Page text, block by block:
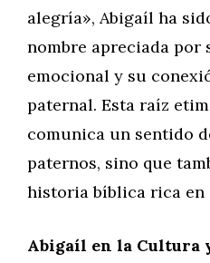
alegría», Abigaíl ha
nombre apreciada por
emocional y su
paternal. Esta raíz
comunica un sentido
paternos, sino que
historia bíblica rica en
Abigaíl en la Cultura